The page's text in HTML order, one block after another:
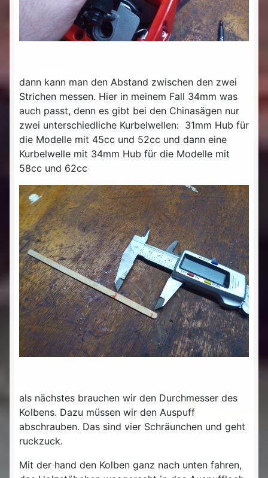
dann kann man den Abstand zwischen den zwei
Strichen messen. Hier in meinem Fall 34mm was
auch passt, denn es gibt bei den Chinasägen nur
zwei unterschiedliche Kurbelwellen: 31mm Hub für
die Modelle mit 45cc und 52cc und dann eine
Kurbelwelle mit 34mm Hub für die Modelle mit
58cc und 62cc
als nächstes brauchen wir den Durchmesser des
Kolbens. Dazu müssen wir den Auspuff
abschrauben. Das sind vier Schräunchen und geht
ruckzuck.
Mit der hand den Kolben ganz nach unten fahren,